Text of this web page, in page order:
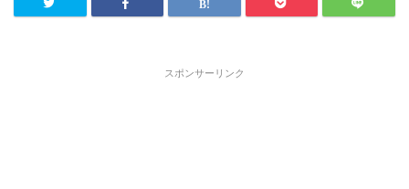
スポンサーリンク